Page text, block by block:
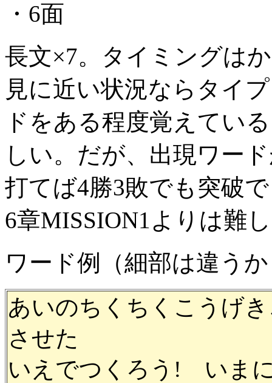
・6面
長文×7。タイミングは
見に近い状況ならタイ
ドをある程度覚えてい
しい。だが、出現ワー
打てば4勝3敗でも突破
6章MISSION1よりは難
ワード例（細部は違う
あいのちくちくこうげ
させた
いえでつくろう! いま